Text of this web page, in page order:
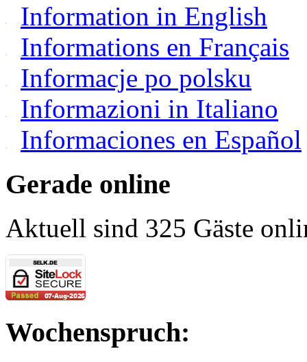
Information in English
Informations en Français
Informacje po polsku
Informazioni in Italiano
Informaciones en Español
Gerade online
Aktuell sind 325 Gäste
Wochenspruch: